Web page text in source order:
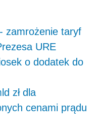
zamrożenie taryf
URE
o dodatek do
zł dla
cenami prądu